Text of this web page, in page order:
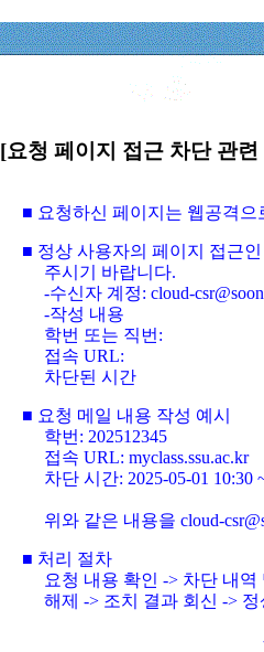
[요청 페이지 접근 차단 관
■ 요청하신 페이지는 웹공격
■ 정상 사용자의 페이지 접근
주시기 바랍니다.
-수신자 계정: cloud-
-작성 내용
학번 또는 직번:
접속 URL:
차단된 시간
■ 요청 메일 내용 작성 예시
학번: 202512345
접속 URL: myclass.ssu.ac.kr
차단 시간: 2025-05-01 10:30
위와 같은 내용을 cloud-
■ 처리 절차
요청 내용 확인 -> 차단 내
해제 -> 조치 결과 회신 ->